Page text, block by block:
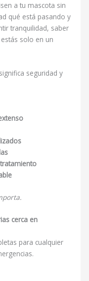
a tu mascota sin
qué está pasando y
tranquilidad, saber
solo en un
seguridad y
cerca en
para cualquier